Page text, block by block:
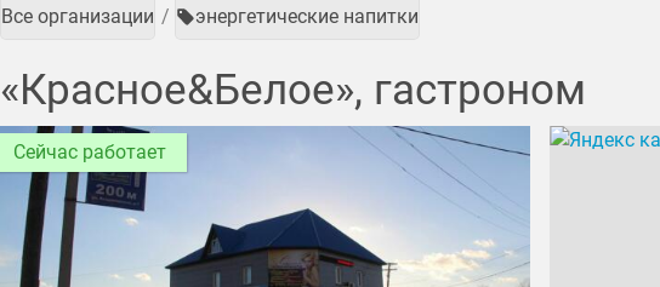
Все организации энергетические напитки
«Красное&Белое», гастроном
Сейчас работает